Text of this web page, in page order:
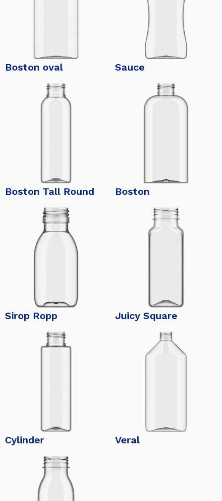
Boston oval Sauce
Boston Tall Round Boston
Sirop Ropp Juicy Square
Cylinder Veral